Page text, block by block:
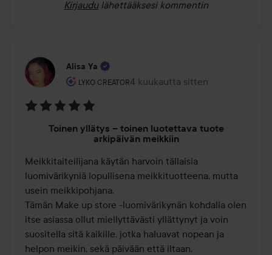
Kirjaudu lähettääksesi kommentin
Alisa Ya
LYKO CREATOR
Käyttäjän rooli: Lyko Creator.
4 kuukautta sitten
Viesti luotiin 4 kuukautta sitten
5
Toinen yllätys – toinen luotettava tuote
arkipäivän meikkiin
Meikkitaiteilijana käytän harvoin tällaisia
luomivärikyniä lopullisena meikkituotteena, mutta
usein meikkipohjana.
Tämän Make up store -luomivärikynän kohdalla olen
itse asiassa ollut miellyttävästi yllättynyt ja voin
suositella sitä kaikille, jotka haluavat nopean ja
helpon meikin, sekä päivään että iltaan.